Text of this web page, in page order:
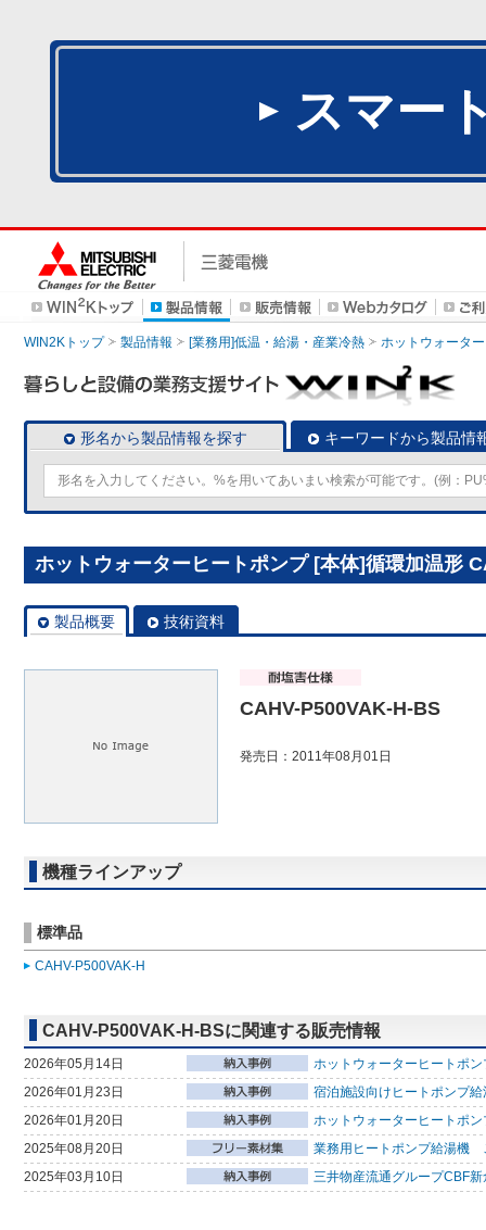
スマー
WIN2Kトップ 製品情報 [業務用]低温・給湯・産業冷熱 ホットウォータ
形名から製品情報を探す キーワードから製品情
ホットウォーターヒートポンプ [本体]循環加温形
製品概要 技術資料
CAHV-P500VAK-H-BS
発売日：2011年08月01日
機種ラインアップ
標準品
CAHV-P500VAK-H
CAHV-P500VAK-H-BSに関連する販売情報
2026年05月14日
ホットウォーターヒートポ
2026年01月23日
宿泊施設向けヒートポンプ
2026年01月20日
ホットウォーターヒートポ
2025年08月20日
業務用ヒートポンプ給湯機
2025年03月10日
三井物産流通グループCBF